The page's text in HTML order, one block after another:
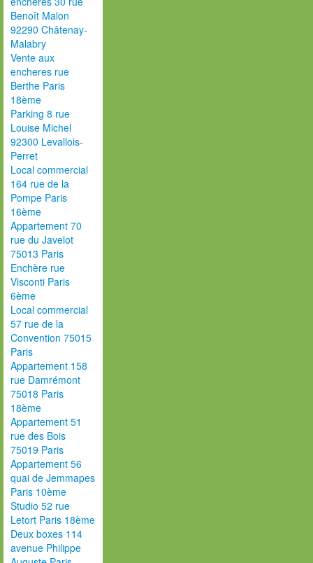
Benoît Malon
92290 Châtenay-
Malabry
Vente aux
encheres rue
Berthe Paris
18ème
Parking 8 rue
Louise Michel
92300 Levallois-
Perret
Local commercial
164 rue de la
Pompe Paris
16ème
Appartement 70
rue du Javelot
75013 Paris
Enchère rue
Visconti Paris
6ème
Local commercial
57 rue de la
Convention 75015
Paris
Appartement 158
rue Damrémont
75018 Paris
18ème
Appartement 51
rue des Bois
75019 Paris
Appartement 56
quai de Jemmapes
Paris 10ème
Studio 52 rue
Letort Paris 18ème
Deux boxes 114
avenue Philippe